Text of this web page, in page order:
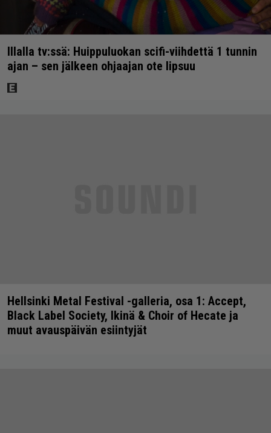
Illalla tv:ssä: Huippuluokan scifi-viihdettä 1 tunnin
ajan – sen jälkeen ohjaajan ote lipsuu
Hellsinki Metal Festival -galleria, osa 1: Accept,
Black Label Society, Ikinä & Choir of Hecate ja
muut avauspäivän esiintyjät